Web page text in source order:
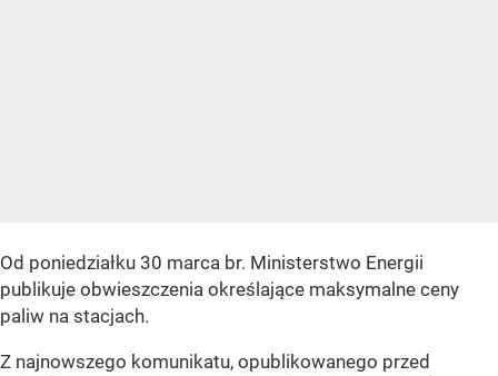
Od poniedziałku 30 marca br. Ministerstwo Energii
publikuje obwieszczenia określające maksymalne ceny
paliw na stacjach.
Z najnowszego komunikatu, opublikowanego przed